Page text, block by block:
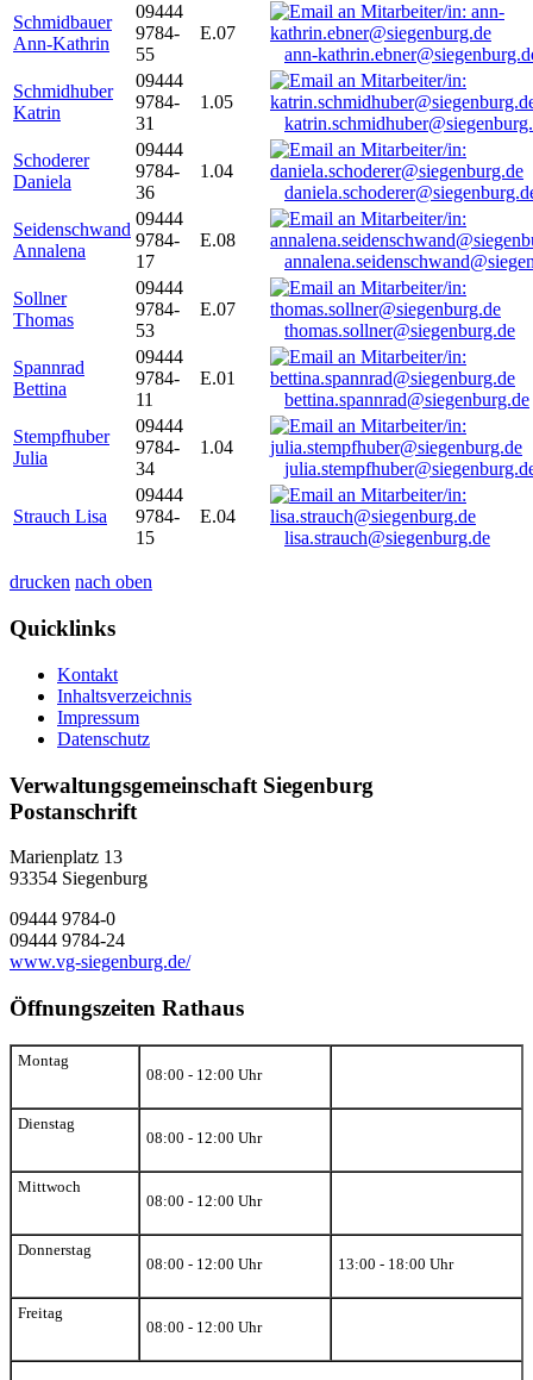
Schmidbauer
Ann-Kathrin
09444
9784-
55
E.07
ann-
Schmidhuber
Katrin
09444
9784-
31
1.05
Schoderer
Daniela
09444
9784-
36
1.04
Seidenschwand
Annalena
09444
9784-
17
E.08
Sollner
Thomas
09444
9784-
53
E.07
thomas.sollner@siegenburg.de
Spannrad
Bettina
09444
9784-
11
E.01
bettina.spannrad@siegenburg.de
Stempfhuber
Julia
09444
9784-
34
1.04
Strauch Lisa
09444
9784-
15
E.04
lisa.strauch@siegenburg.de
drucken nach oben
Quicklinks
Kontakt
Inhaltsverzeichnis
Impressum
Datenschutz
Verwaltungsgemeinschaft Siegenburg
Postanschrift
Marienplatz 13
93354 Siegenburg
09444 9784-0
09444 9784-24
www.vg-siegenburg.de/
Öffnungszeiten Rathaus
Montag
08:00 - 12:00 Uhr
Dienstag
08:00 - 12:00 Uhr
Mittwoch
08:00 - 12:00 Uhr
Donnerstag
08:00 - 12:00 Uhr
13:00 - 18:00 Uhr
Freitag
08:00 - 12:00 Uhr